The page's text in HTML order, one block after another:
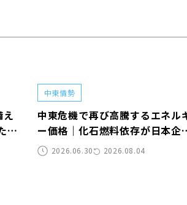
え
い
中東情勢
中東危機で再び高騰するエネル
ー価格｜化石燃料依存が日本企
のリスクになる理由
2026.06.30 2026.08.04